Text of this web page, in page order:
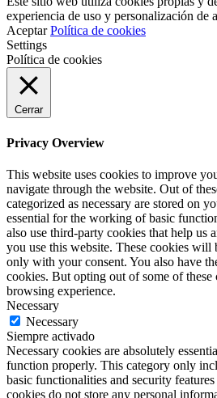
experiencia de uso y personalización de
Aceptar Política de cookies
Settings
Política de cookies
Cerrar
Privacy Overview
This website uses cookies to improve
navigate through the website. Out of
categorized as necessary are stored on
essential for the working of basic
also use third-party cookies that help us
you use this website. These cookies will
only with your consent. You also have
cookies. But opting out of some of
browsing experience.
Necessary
Necessary
Siempre activado
Necessary cookies are absolutely
function properly. This category only
basic functionalities and security
cookies do not store any personal